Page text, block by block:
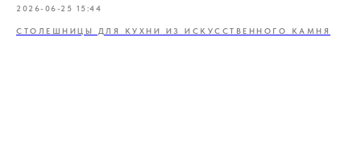
2026-06-25 15:44
СТОЛЕШНИЦЫ ДЛЯ КУХНИ ИЗ ИСКУССТВЕННОГО КАМНЯ